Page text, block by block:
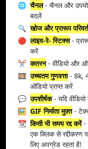
🌐 चैनल- चैनल और
बदलें
🔍 खोज और प्रारूप
🔴 लाइव-रे- स्टिक्स-
करें
✂️ कतरन- वीडियो और
🎞️ उच्चतम गुणवत्ता- 8k,
ऑडियो प्राप्त करें
💬 उपशीर्षक- यदि
🖼️ GIF निर्माता मुफ़्त-
📆 किसी भी समय रद्द करें-
एक क्लिक से
लिए अपग्रेड रहता है!